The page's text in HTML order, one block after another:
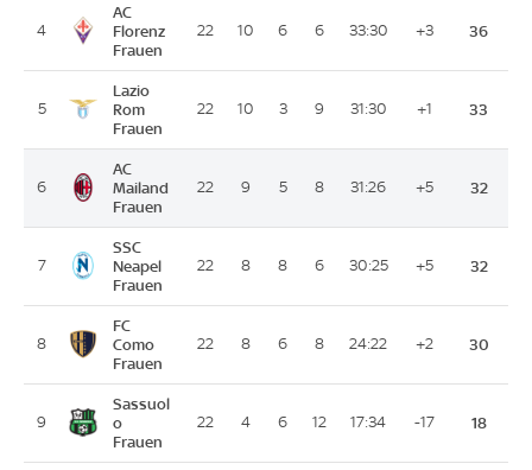
4
AC
Florenz
Frauen
22 10 6 6 33:30 +3 36
5
Lazio
Rom
Frauen
22 10 3 9 31:30 +1 33
6
AC
Mailand
Frauen
22 9 5 8 31:26 +5 32
7
SSC
Neapel
Frauen
22 8 8 6 30:25 +5 32
8
FC
Como
Frauen
22 8 6 8 24:22 +2 30
9
Sassuol
o
Frauen
22 4 6 12 17:34 -17 18